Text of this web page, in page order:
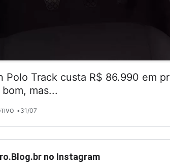
Polo Track custa R$ 86.990 em
mas...
•31/07
no Instagram